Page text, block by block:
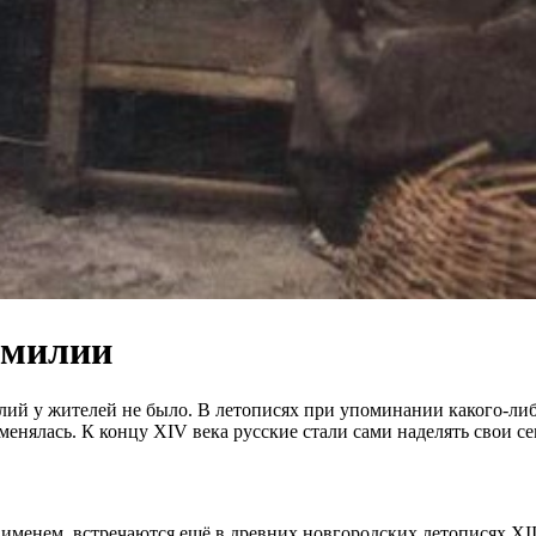
у жителей не было. В летописях при упоминании какого-
К концу XIV века русские стали сами наделять свои